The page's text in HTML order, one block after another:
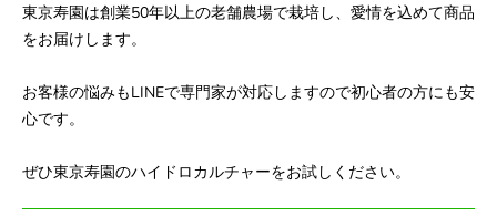
東京寿園は創業50年以上の老舗農場で栽培し、愛情を込めて商品
をお届けします。
お客様の悩みもLINEで専門家が対応しますので初心者の方にも安
心です。
ぜひ東京寿園のハイドロカルチャーをお試しください。